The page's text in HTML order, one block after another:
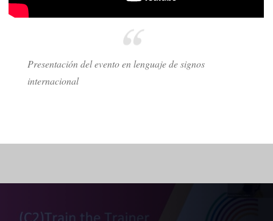
Presentación del evento en lenguaje de signos
internacional